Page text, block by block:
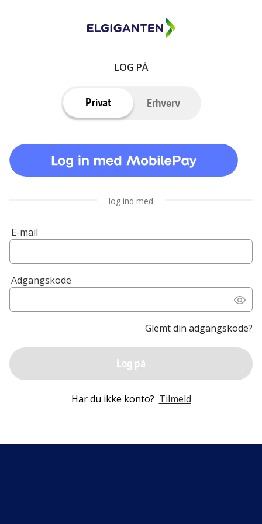
LOG PÅ
Privat Erhverv
log ind med
E-mail
Adgangskode
Glemt din adgangskode?
Log på
Har du ikke konto? Tilmeld